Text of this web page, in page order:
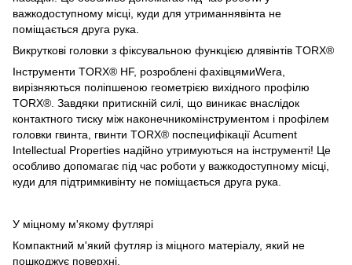
важкодоступному місці, куди для утриманнявінта не
поміщається друга рука.
Викруткові головки з фіксувальною функцією длявінтів TORX®
Інструменти TORX® HF, розроблені фахівцямиWera,
вирізняються поліпшеною геометрією вихідного профілю
TORX®. Завдяки притискній силі, що виникає внаслідок
контактного тиску між наконечникомінструментом і профілем
головки гвинта, гвинти TORX® поспецифікації Acument
Intellectual Properties надійно утримуються на інструменті! Це
особливо допомагає під час роботи у важкодоступному місці,
куди для підтримкивінту не поміщається друга рука.
У міцному м'якому футлярі
Компактний м'який футляр із міцного матеріалу, який не
пошкоджує поверхні.